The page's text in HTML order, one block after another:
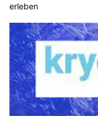
erleben